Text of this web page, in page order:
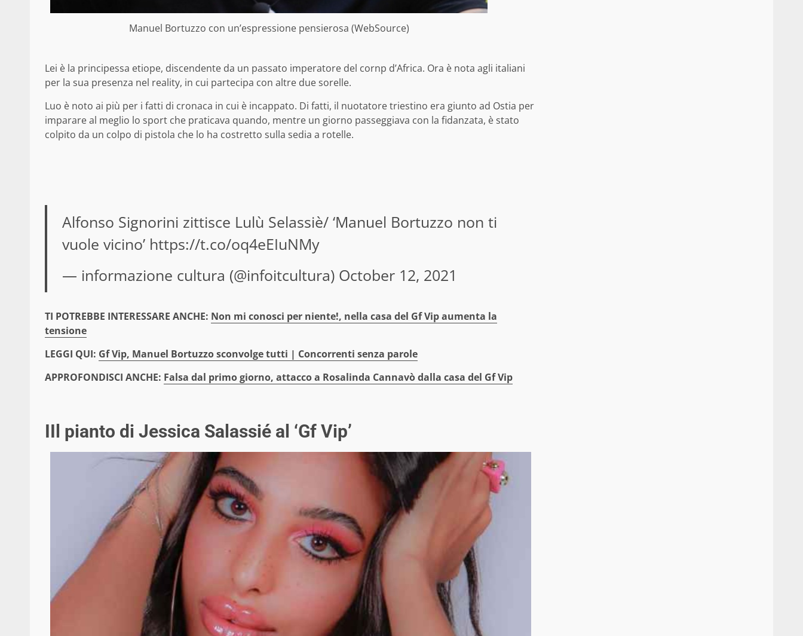
Manuel Bortuzzo con un’espressione pensierosa (WebSource)
Lei è la principessa etiope, discendente da un passato imperatore del cornp d’Africa. Ora è nota agli italiani
per la sua presenza nel reality, in cui partecipa con altre due sorelle.
Luo è noto ai più per i fatti di cronaca in cui è incappato. Di fatti, il nuotatore triestino era giunto ad Ostia per
imparare al meglio lo sport che praticava quando, mentre un giorno passeggiava con la fidanzata, è stato
colpito da un colpo di pistola che lo ha costretto sulla sedia a rotelle.
Alfonso Signorini zittisce Lulù Selassiè/ ‘Manuel Bortuzzo non ti
vuole vicino’ https://t.co/oq4eEIuNMy
— informazione cultura (@infoitcultura) October 12, 2021
TI POTREBBE INTERESSARE ANCHE: Non mi conosci per niente!, nella casa del Gf Vip aumenta la
tensione
LEGGI QUI: Gf Vip, Manuel Bortuzzo sconvolge tutti | Concorrenti senza parole
APPROFONDISCI ANCHE: Falsa dal primo giorno, attacco a Rosalinda Cannavò dalla casa del Gf Vip
IIl pianto di Jessica Salassié al ‘Gf Vip’